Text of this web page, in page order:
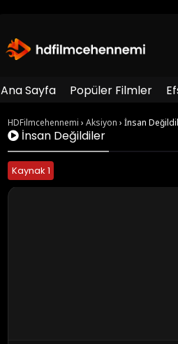
Ana Sayfa Popüler Filmler
HDFilmcehennemi › Aksiyon › İnsan
İnsan Değildiler
Kaynak 1